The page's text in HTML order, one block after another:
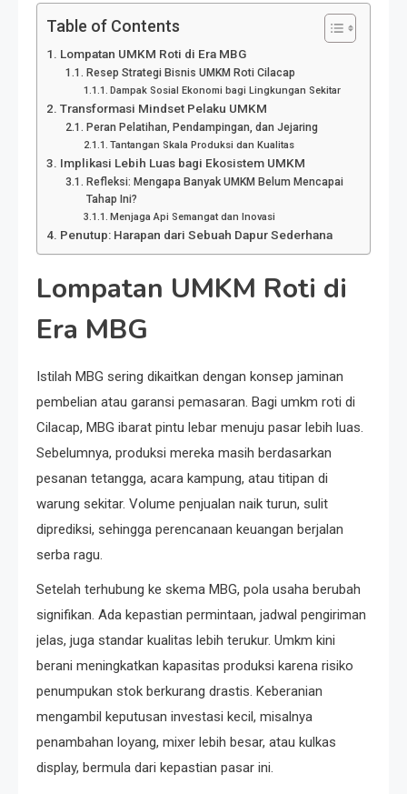
Table of Contents
Lompatan UMKM Roti di Era MBG
Resep Strategi Bisnis UMKM Roti Cilacap
Dampak Sosial Ekonomi bagi Lingkungan Sekitar
Transformasi Mindset Pelaku UMKM
Peran Pelatihan, Pendampingan, dan Jejaring
Tantangan Skala Produksi dan Kualitas
Implikasi Lebih Luas bagi Ekosistem UMKM
Refleksi: Mengapa Banyak UMKM Belum Mencapai
Tahap Ini?
Menjaga Api Semangat dan Inovasi
Penutup: Harapan dari Sebuah Dapur Sederhana
Lompatan UMKM Roti di
Era MBG
Istilah MBG sering dikaitkan dengan konsep jaminan
pembelian atau garansi pemasaran. Bagi umkm roti di
Cilacap, MBG ibarat pintu lebar menuju pasar lebih luas.
Sebelumnya, produksi mereka masih berdasarkan
pesanan tetangga, acara kampung, atau titipan di
warung sekitar. Volume penjualan naik turun, sulit
diprediksi, sehingga perencanaan keuangan berjalan
serba ragu.
Setelah terhubung ke skema MBG, pola usaha berubah
signifikan. Ada kepastian permintaan, jadwal pengiriman
jelas, juga standar kualitas lebih terukur. Umkm kini
berani meningkatkan kapasitas produksi karena risiko
penumpukan stok berkurang drastis. Keberanian
mengambil keputusan investasi kecil, misalnya
penambahan loyang, mixer lebih besar, atau kulkas
display, bermula dari kepastian pasar ini.